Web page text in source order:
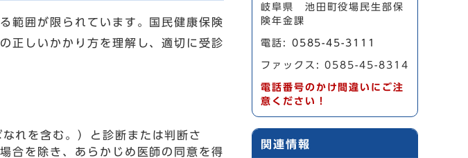
範囲が限られています。国民健康保険
正しいかかり方を理解し、適切に受診
れを含む。）と診断または判断さ
合を除き、あらかじめ医師の同意を得
岐阜県 池田町役場民生部保
険年金課
電話: 0585-45-3111
ファックス: 0585-45-8314
電話番号のかけ間違いにご注
意ください！
関連情報